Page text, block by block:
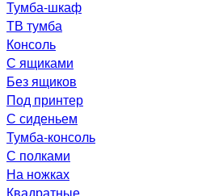
Тумба-шкаф
ТВ тумба
Консоль
С ящиками
Без ящиков
Под принтер
С сиденьем
Тумба-консоль
С полками
На ножках